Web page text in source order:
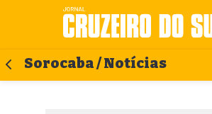
Sorocaba / Notícias